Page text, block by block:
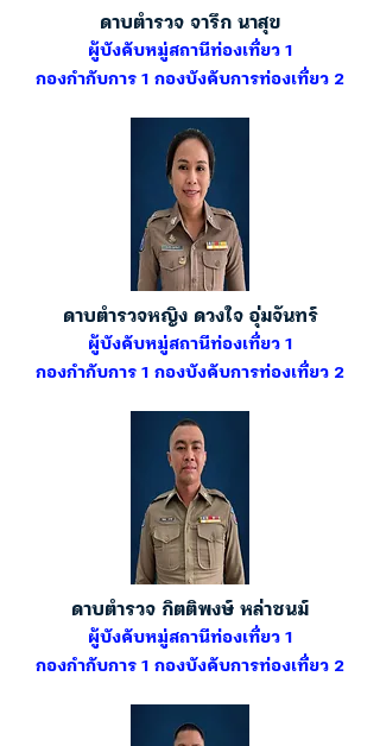
ดาบตำรวจ จารึก นาสุข
ผู้บังคับหมู่สถานีท่องเที่ยว 1
กองกำกับการ 1 กองบังคับการท่องเที่ยว 2
ดาบตำรวจหญิง ดวงใจ อุ่มจันทร์
ผู้บังคับหมู่สถานีท่องเที่ยว 1
กองกำกับการ 1 กองบังคับการท่องเที่ยว 2
ดาบตำรวจ กิตติพงษ์ หล่าชนม์
ผู้บังคับหมู่สถานีท่องเที่ยว 1
กองกำกับการ 1 กองบังคับการท่องเที่ยว 2